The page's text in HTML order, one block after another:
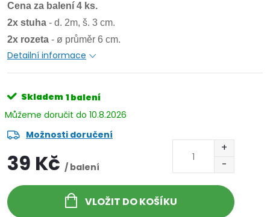
Cena za balení 4 ks.
2x stuha - d. 2m, š. 3 cm.
2x rozeta - ø průměr 6 cm.
Detailní informace
Skladem 1 balení
10.8.2026
Možnosti doručení
39 Kč / balení
VLOŽIT DO KOŠÍKU